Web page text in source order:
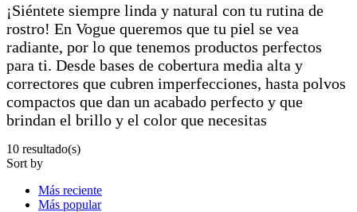
¡Siéntete siempre linda y natural con tu rutina de
rostro! En Vogue queremos que tu piel se vea
radiante, por lo que tenemos productos perfectos
para ti. Desde bases de cobertura media alta y
correctores que cubren imperfecciones, hasta polvos
compactos que dan un acabado perfecto y que
brindan el brillo y el color que necesitas
10 resultado(s)​
Sort by
Más reciente
Más popular